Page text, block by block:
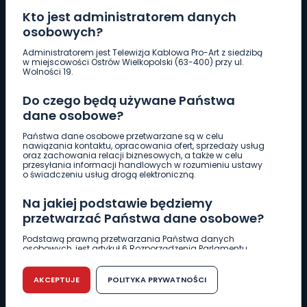
Kto jest administratorem danych
osobowych?
Administratorem jest Telewizja Kablowa Pro-Art z siedzibą
w miejscowości Ostrów Wielkopolski (63-400) przy ul.
Wolności 19.
Do czego będą używane Państwa
dane osobowe?
Państwa dane osobowe przetwarzane są w celu
nawiązania kontaktu, opracowania ofert, sprzedaży usług
oraz zachowania relacji biznesowych, a także w celu
przesyłania informacji handlowych w rozumieniu ustawy
o świadczeniu usług drogą elektroniczną.
Na jakiej podstawie będziemy
przetwarzać Państwa dane osobowe?
Podstawą prawną przetwarzania Państwa danych
osobowych, jest artykuł 6 Rozporządzenia Parlamentu
r. w sprawie ochrony osób fizycznych w związku z
przetwarzaniem danych osobowych w sprawie
swobodnego przepływu takich danych oraz uchylenia
dyrektywy 95/46/WE (RODO).
AKCEPTUJE POLITYKA PRYWATNOŚCI
Pobierz logotyp
661 997 997
REDAKCJA
62 735 22 22redakcja@wlkp24.info
DZIAŁ REKLAMY
62 735 01 85 reklama@wlkp24.info
WIADOMOŚCI
CIEKAWOSTKI